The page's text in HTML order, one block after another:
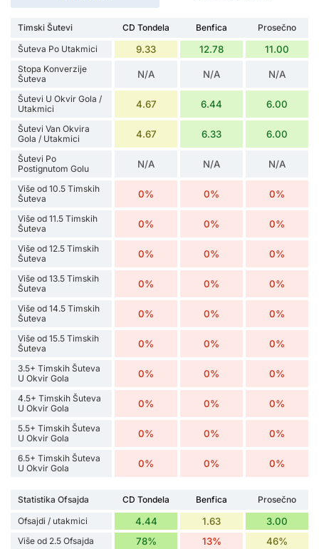
Timski Šutevi CD Tondela Benfica
Prosečno
Šuteva Po Utakmici
9.33 12.78 11.00
Stopa Konverzije
Šuteva
N/A N/A N/A
Šutevi U Okvir Gola /
Utakmici
4.67 6.44 6.00
Šutevi Van Okvira
Gola / Utakmici
4.67 6.33 6.00
Šutevi Po
Postignutom Golu
N/A N/A N/A
Više od 10.5 Timskih
Šuteva
0% 0% 0%
Više od 11.5 Timskih
Šuteva
0% 0% 0%
Više od 12.5 Timskih
Šuteva
0% 0% 0%
Više od 13.5 Timskih
Šuteva
0% 0% 0%
Više od 14.5 Timskih
Šuteva
0% 0% 0%
Više od 15.5 Timskih
Šuteva
0% 0% 0%
3.5+ Timskih Šuteva
U Okvir Gola
0% 0% 0%
4.5+ Timskih Šuteva
U Okvir Gola
0% 0% 0%
5.5+ Timskih Šuteva
U Okvir Gola
0% 0% 0%
6.5+ Timskih Šuteva
U Okvir Gola
0% 0% 0%
Statistika Ofsajda CD Tondela Benfica
Prosečno
Ofsajdi / utakmici
4.44 1.63 3.00
Više od 2.5 Ofsajda 78% 13% 46%